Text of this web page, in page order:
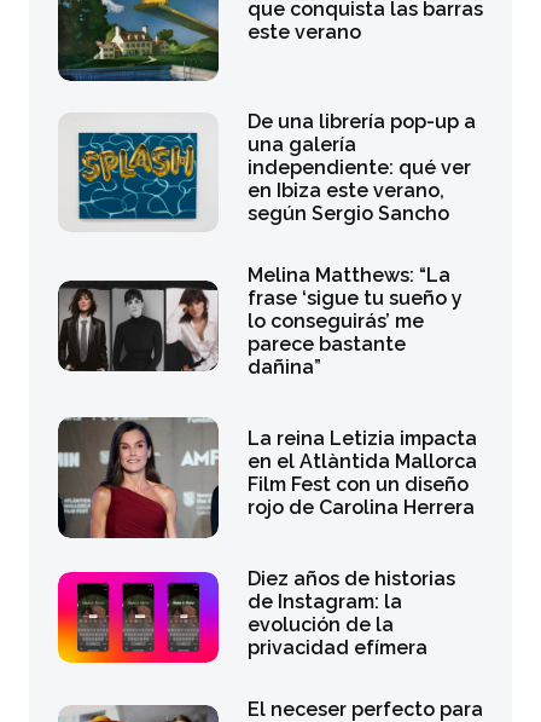
que conquista las barras
este verano
De una librería pop-up a
una galería
independiente: qué ver
en Ibiza este verano,
según Sergio Sancho
Melina Matthews: “La
frase ‘sigue tu sueño y
lo conseguirás’ me
parece bastante
dañina”
La reina Letizia impacta
en el Atlàntida Mallorca
Film Fest con un diseño
rojo de Carolina Herrera
Diez años de historias
de Instagram: la
evolución de la
privacidad efímera
El neceser perfecto para